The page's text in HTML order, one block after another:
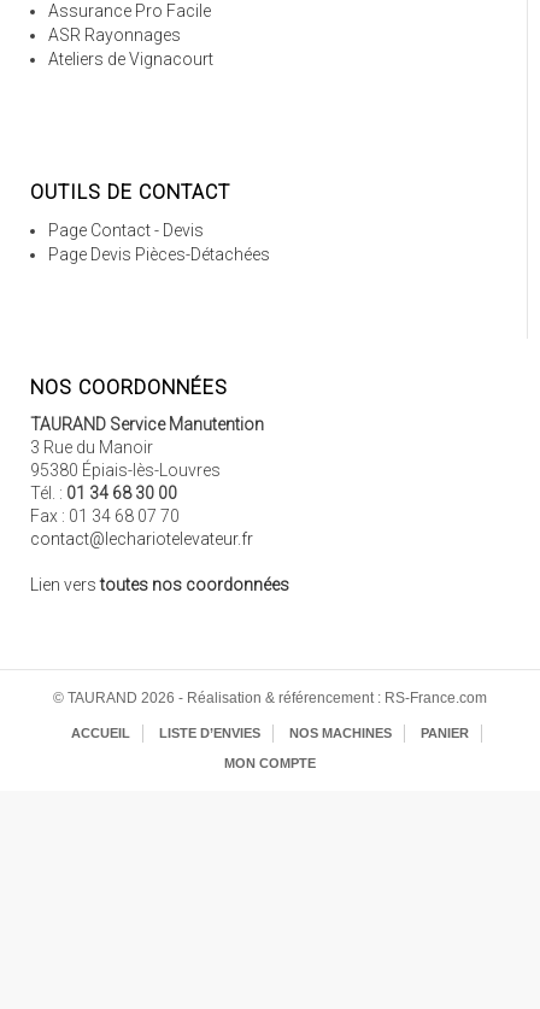
Assurance Pro Facile
ASR Rayonnages
Ateliers de Vignacourt
OUTILS DE CONTACT
Page Contact - Devis
Page Devis Pièces-Détachées
NOS COORDONNÉES
TAURAND Service Manutention
3 Rue du Manoir
95380 Épiais-lès-Louvres
Tél. : 01 34 68 30 00
Fax : 01 34 68 07 70
contact@lechariotelevateur.fr
Lien verstoutes nos coordonnées
© TAURAND 2026 - Réalisation & référencement : RS-France.com
ACCUEIL LISTE D’ENVIES NOS MACHINES PANIER
MON COMPTE